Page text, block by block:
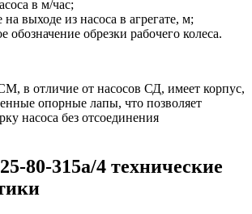
в м/час;
на выходе из насоса в агрегате, м;
обозначение обрезки рабочего колеса.
в отличие от насосов СД, имеет корпус,
опорные лапы, что позволяет
насоса без отсоединения
80-315а/4 технические